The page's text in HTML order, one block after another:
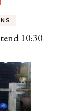
10:30